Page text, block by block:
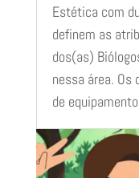
Estética com
definem as
dos(as)
nessa área.
de